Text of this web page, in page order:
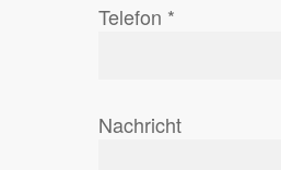
Telefon *
Nachricht